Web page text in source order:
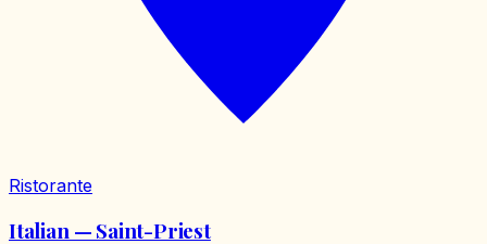
Ristorante
Italian — Saint-Priest